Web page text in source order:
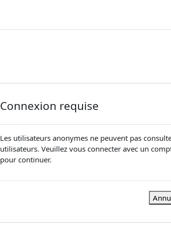
Connexion requise
Les utilisateurs anonymes ne peuvent pas
utilisateurs. Veuillez vous connecter avec un
pour continuer.